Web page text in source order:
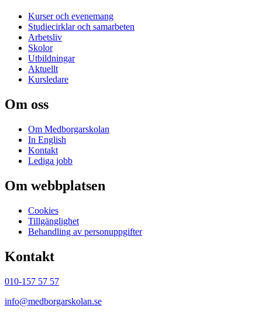
Kurser och evenemang
Studiecirklar och samarbeten
Arbetsliv
Skolor
Utbildningar
Aktuellt
Kursledare
Om oss
Om Medborgarskolan
In English
Kontakt
Lediga jobb
Om webbplatsen
Cookies
Tillgänglighet
Behandling av personuppgifter
Kontakt
010-157 57 57
info@medborgarskolan.se